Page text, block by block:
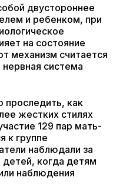
двустороннее
и ребенком, при
на состояние
механизм считается
система
проследить, как
жестких стилях
129 пар мать-
к группе
наблюдали за
когда детям
наблюдения